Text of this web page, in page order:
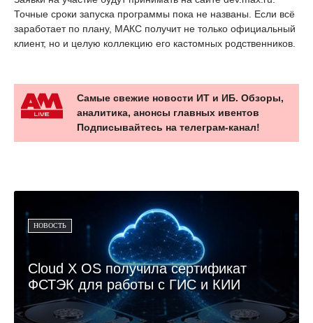
Точные сроки запуска программы пока не названы. Если всё
заработает по плану, МАКС получит не только официальный
клиент, но и целую коллекцию его кастомных родственников.
Самые свежие новости ИТ и ИБ. Обзоры,
аналитика, анонсы главных ивентов
Подписывайтесь на телеграм-канал!
НОВОСТЬ
Cloud X OS получила сертификат
ФСТЭК для работы с ГИС и КИИ